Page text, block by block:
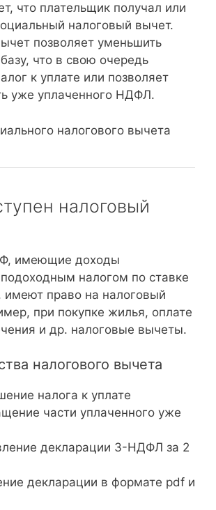
что плательщик получал или
налоговый вычет.
позволяет уменьшить
что в свою очередь
к уплате или позволяет
уже уплаченного НДФЛ.
налоговый
имеющие доходы
налогом по ставке
имеют право на налоговый
при покупке жилья, оплате
и др. налоговые вычеты.
налогового вычета
налога к уплате
части уплаченного уже
декларации 3-НДФЛ за 2
декларации в формате pdf и